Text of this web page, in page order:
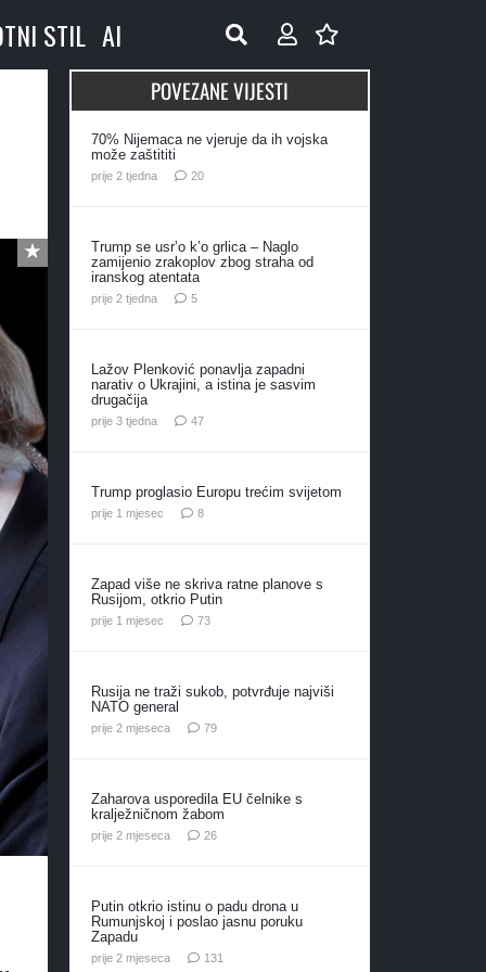
STIL AI
POVEZANE VIJESTI
70% Nijemaca ne vjeruje da ih vojska
može zaštititi
prije 2 tjedna 20komentara
Trump se usr’o k’o grlica – Naglo
zamijenio zrakoplov zbog straha od
iranskog atentata
prije 2 tjedna 5komentara
Lažov Plenković ponavlja zapadni
narativ o Ukrajini, a istina je sasvim
drugačija
prije 3 tjedna 47komentara
Trump proglasio Europu trećim svijetom
prije 1 mjesec 8komentara
Zapad više ne skriva ratne planove s
Rusijom, otkrio Putin
prije 1 mjesec 73komentara
Rusija ne traži sukob, potvrđuje najviši
NATO general
prije 2 mjeseca 79komentara
Zaharova usporedila EU čelnike s
kralježničnom žabom
prije 2 mjeseca 26komentara
Putin otkrio istinu o padu drona u
Rumunjskoj i poslao jasnu poruku
Zapadu
prije 2 mjeseca 131